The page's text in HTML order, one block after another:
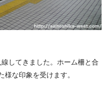
してきました。ホーム柵と合
様な印象を受けます。